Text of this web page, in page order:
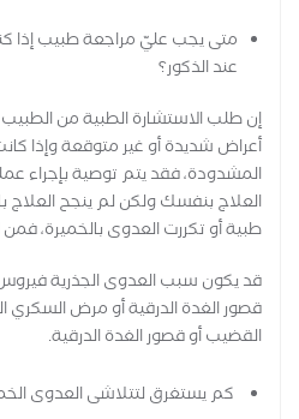
متى يجب عليّ مراجعة طبيب إذا
عند الذكور؟
إن طلب الاستشارة الطبية من
أعراض شديدة أو غير متوقعة وإذا
المشدودة، فقد يتم توصية بإجراء
العلاج بنفسك ولكن لم ينجح العلاج
طبية أو تكررت العدوى بالخميرة،
قد يكون سبب العدوى الجذرية
قصور الغدة الدرقية أو مرض
القضيب أو قصور الغدة الدرقية.
كم يستغرق لتتلاشى العدوى